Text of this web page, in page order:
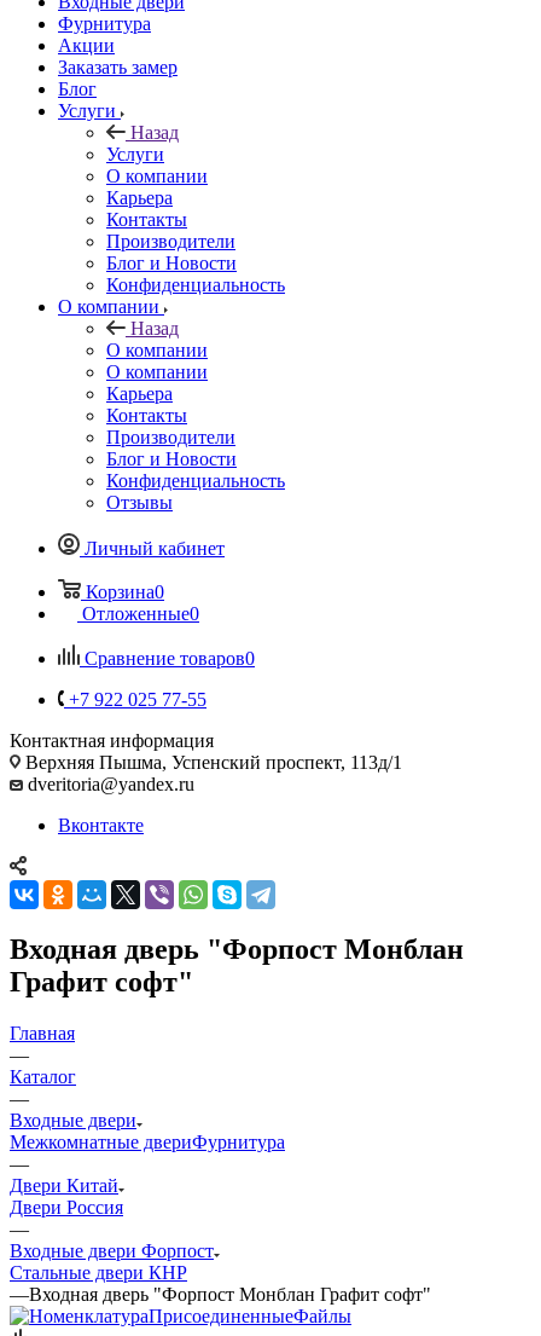
Фурнитура
Акции
Заказать замер
Блог
Услуги
Назад
Услуги
О компании
Карьера
Контакты
Производители
Блог и Новости
Конфиденциальность
О компании
Назад
О компании
О компании
Карьера
Контакты
Производители
Блог и Новости
Конфиденциальность
Отзывы
Личный кабинет
Корзина0
Отложенные0
Сравнение товаров0
+7 922 025 77-55
Контактная информация
Верхняя Пышма, Успенский проспект, 113д/1
dveritoria@yandex.ru
Вконтакте
Входная дверь "Форпост Монблан
Графит софт"
Главная
—
Каталог
—
Входные двери
Межкомнатные двериФурнитура
—
Двери Китай
Двери Россия
—
Входные двери Форпост
Стальные двери КНР
—Входная дверь "Форпост Монблан Графит софт"